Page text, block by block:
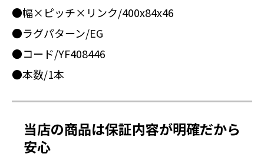
●幅×ピッチ×リンク/400x84x46
●ラグパターン/EG
●コード/YF408446
●本数/1本
当店の商品は保証内容が明確だから
安心